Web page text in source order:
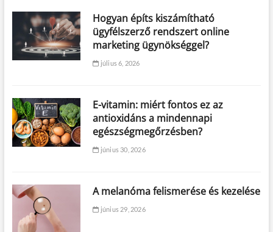
Hogyan építs kiszámítható
ügyfélszerző rendszert online
marketing ügynökséggel?
július 6, 2026
E-vitamin: miért fontos ez az
antioxidáns a mindennapi
egészségmegőrzésben?
június 30, 2026
A melanóma felismerése és kezelése
június 29, 2026